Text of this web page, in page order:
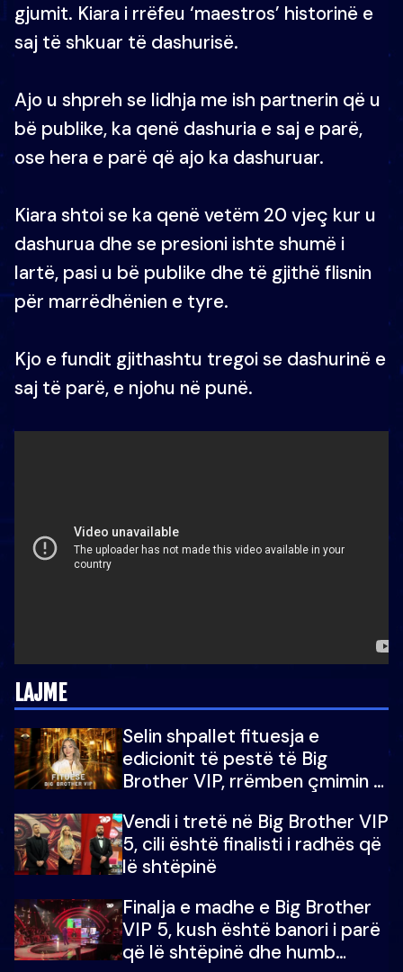
gjumit. Kiara i rrëfeu ‘maestros’ historinë e
saj të shkuar të dashurisë.
Ajo u shpreh se lidhja me ish partnerin që u
bë publike, ka qenë dashuria e saj e parë,
ose hera e parë që ajo ka dashuruar.
Kiara shtoi se ka qenë vetëm 20 vjeç kur u
dashurua dhe se presioni ishte shumë i
lartë, pasi u bë publike dhe të gjithë flisnin
për marrëdhënien e tyre.
Kjo e fundit gjithashtu tregoi se dashurinë e
saj të parë, e njohu në punë.
LAJME
Selin shpallet fituesja e
edicionit të pestë të Big
Brother VIP, rrëmben çmimin e
Vendi i tretë në Big Brother VIP
5, cili është finalisti i radhës që
lë shtëpinë
Finalja e madhe e Big Brother
VIP 5, kush është banori i parë
që lë shtëpinë dhe humb